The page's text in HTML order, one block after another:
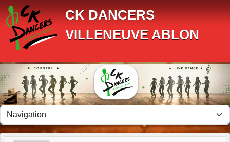
CK DANCERS
VILLENEUVE ABLON
Panneau de gestion des cookies